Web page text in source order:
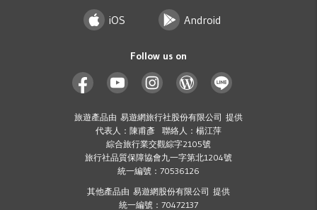
iOS Android
Follow us on
旅遊產品由 易遊網旅行社股份有限公司 提供
代表人：陳甫彥 聯絡人：楊江萍
綜合旅行業交觀綜字2105號
旅行社品質保障協會九一字第北1204號
統一編號：70536126
其他產品由 易遊網股份有限公司 提供
統一編號：70472137